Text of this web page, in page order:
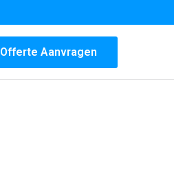
Offerte Aanvragen